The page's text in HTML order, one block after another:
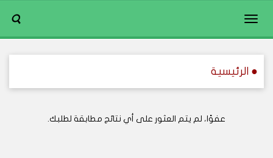
Toggle
● الرئيسية
عفوًا، لم يتم العثور على أي نتائج مطابقة لطلبك.